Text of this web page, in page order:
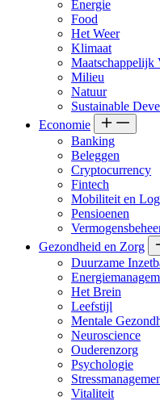
Energie
Food
Het Weer
Klimaat
Maatschappelijk
Milieu
Natuur
Sustainable
Economie
Banking
Beleggen
Cryptocurrency
Fintech
Mobiliteit en
Pensioenen
Gezondheid en Zorg
Duurzame
Het Brein
Leefstijl
Mentale
Neuroscience
Ouderenzorg
Psychologie
Vitaliteit